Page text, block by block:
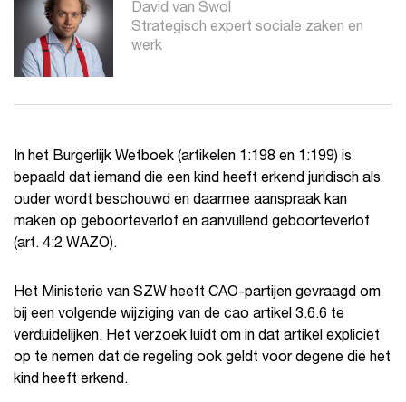
David van Swol
Strategisch expert sociale zaken en
werk
In het Burgerlijk Wetboek (artikelen 1:198 en 1:199) is
bepaald dat iemand die een kind heeft erkend juridisch als
ouder wordt beschouwd en daarmee aanspraak kan
maken op geboorteverlof en aanvullend geboorteverlof
(art. 4:2 WAZO).
Het Ministerie van SZW heeft CAO-partijen gevraagd om
bij een volgende wijziging van de cao artikel 3.6.6 te
verduidelijken. Het verzoek luidt om in dat artikel expliciet
op te nemen dat de regeling ook geldt voor degene die het
kind heeft erkend.